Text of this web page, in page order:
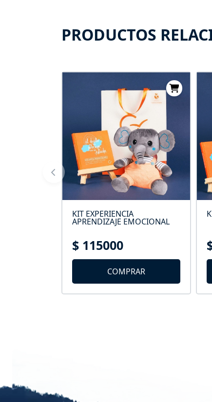
PRODUCTOS
KIT EXPERIENCIA
APRENDIZAJE EMOCIONAL
$ 115000
COMPRAR